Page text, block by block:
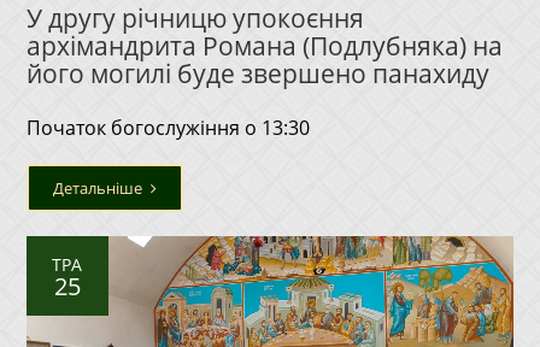
У другу річницю упокоєння
архімандрита Романа (Подлубняка) на
його могилі буде звершено панахиду
Початок богослужіння о 13:30
Детальніше
ТРА
25